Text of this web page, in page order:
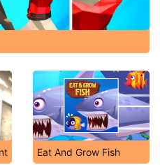
Eat And Grow Fish